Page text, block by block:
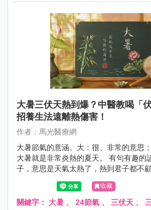
大暑三伏天熱到爆？中醫教喝「
招養生法遠離熱傷害！
作者：馬光醫療網
大暑節氣的意涵。大：很、非常的意思
大暑就是非常炎熱的夏天。 有句有趣的
子，意思是天氣太熱了，熱到君子都不
胸露背來散熱消暑。
收藏
關鍵字： 大暑 、 24節氣 、 三伏天 、